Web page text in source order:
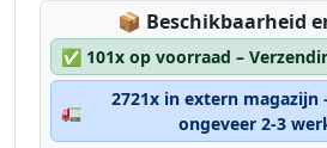
📦 Lagerstatus:
Beschikbaarheid
✅ 101x op voorraad –
🚛
2721x in extern magazijn
ongeveer 2-3